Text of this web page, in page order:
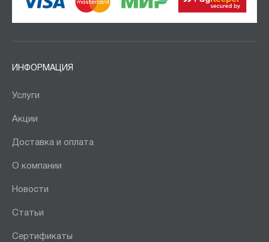
ИНФОРМАЦИЯ
Услуги
Акции
Доставка и оплата
О компании
Новости
Статьи
Сертификаты